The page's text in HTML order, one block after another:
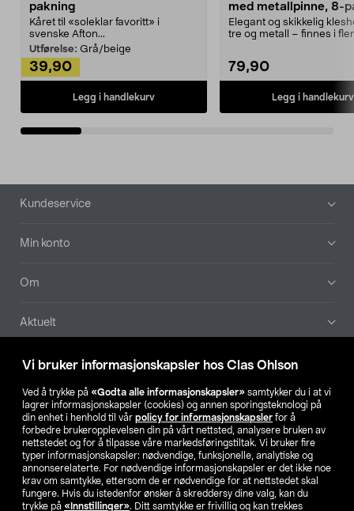
Vi bruker informasjonskapsler hos Clas Ohlson
Ved å trykke på «Godta alle informasjonskapsler» samtykker du i at vi
lagrer informasjonskapsler (cookies) og annen sporingsteknologi på
din enhet i henhold til vår policy for informasjonskapsler for å
forbedre brukeropplevelsen din på vårt nettsted, analysere bruken av
nettstedet og for å tilpasse våre markedsføringstiltak. Vi bruker fire
typer informasjonskapsler: nødvendige, funksjonelle, analytiske og
annonserelaterte. For nødvendige informasjonskapsler er det ikke noe
krav om samtykke, ettersom de er nødvendige for at nettstedet skal
fungere. Hvis du istedenfor ønsker å skreddersy dine valg, kan du
trykke på «Innstillinger». Ditt samtykke er frivillig og kan trekkes
pakning
Kåret til «soleklar favoritt» i
svenske Afton...
Utførelse: Grå/beige
39,90
Legg i handlekurv
med metallpinne, 8-
Elegant og skikkelig
tre og metall – finnes i
79,90
Legg i handlekurv
Bunntekst
Kundeservice
Min konto
Om
Aktuelt
Våre selskaper
Finn din butikk
SE NO FI